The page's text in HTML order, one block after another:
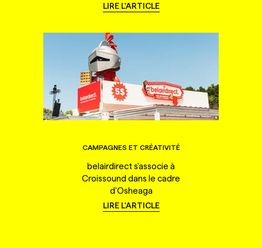
LIRE L'ARTICLE
CAMPAGNES ET CRÉATIVITÉ
belairdirect s'associe à
Croissound dans le cadre
d'Osheaga
LIRE L'ARTICLE